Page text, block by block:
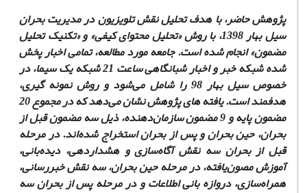
پژوهشحاضر،با هدف تحلیل نقش تلویزیون در مدیریت بحران
سیل بهار 1398،
با روش «تحلیل محتوای کیفی» و «تکنیک تحلیل
مضمون»انجام شده است. جامعه مورد مطالعه، تمامی اخبار پخش
شده شبکه خبر و اخبار شبانگاهی ساعت 21 شبکه یک سیما، در
خصوص سیل بهار 98 را شامل می‌شود و روش نمونه گیری،
هدفمند است. یافته‌­ های پژوهش نشان می‌­دهد که در
مجموع 20
مضمونپایهو9مضمونسازمان‌دهنده،ذیلسهمضمونقبل از
بحران، حین بحران و پس از بحراناستخراجشده‌اند.درمرحله
قبل از بحران سه نقش آگاه­‌سازی و هشداردهی، دیده‌بانی،
آموزش مصون‌یافته، در مرحله حین بحران، سه نقش خبررسانی،
همراه‌سازی، دروازه بانی اطلاعاتو در مرحله پس از بحران سه